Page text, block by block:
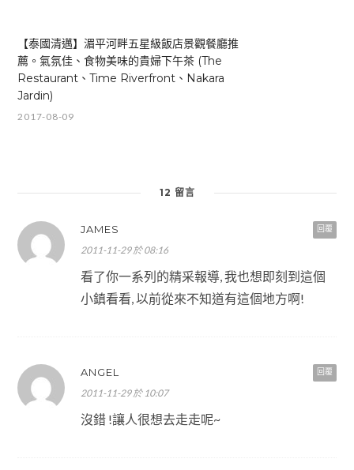
【泰國清邁】湄平河畔五星級飯店景觀餐廳推
薦。氣氛佳、食物美味的貴婦下午茶 (The
Restaurant、Time Riverfront、Nakara
Jardin)
2017-08-09
12 留言
回覆
JAMES
2011-11-29 於 08:16
看了你一系列的精采報導, 我也想即刻到這個
小鎮看看, 以前從來不知道有這個地方啊!
回覆
ANGEL
2011-11-29 於 10:07
沒錯 !讓人很想去走走呢~